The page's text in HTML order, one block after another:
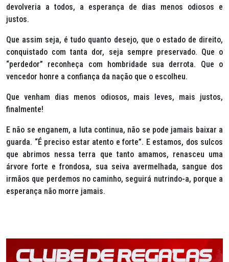
devolveria a todos, a esperança de dias menos odiosos e
justos.
Que assim seja, é tudo quanto desejo, que o estado de direito,
conquistado com tanta dor, seja sempre preservado. Que o
“perdedor” reconheça com hombridade sua derrota. Que o
vencedor honre a confiança da nação que o escolheu.
Que venham dias menos odiosos, mais leves, mais justos,
finalmente!
E não se enganem, a luta continua, não se pode jamais baixar a
guarda. “É preciso estar atento e forte”. E estamos, dos sulcos
que abrimos nessa terra que tanto amamos, renasceu uma
árvore forte e frondosa, sua seiva avermelhada, sangue dos
irmãos que perdemos no caminho, seguirá nutrindo-a, porque a
esperança não morre jamais.